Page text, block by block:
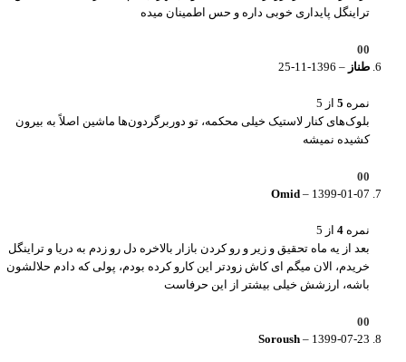
تراینگل پایداری خوبی داره و حس اطمینان میده
0
0
طناز –
1396-11-25
نمره 5 از 5
بلوک‌های کنار لاستیک خیلی محکمه، تو دوربرگردون‌ها ماشین اصلاً به بیرون
کشیده نمیشه
0
0
Omid – 1399-01-07
نمره 4 از 5
بعد از یه ماه تحقیق و زیر و رو کردن بازار بالاخره دل رو زدم به دریا و تراینگل
خریدم، الان میگم ای کاش زودتر این کارو کرده بودم، پولی که دادم حلالشون
باشه، ارزشش خیلی بیشتر از این حرفاست
0
0
Soroush – 1399-07-23